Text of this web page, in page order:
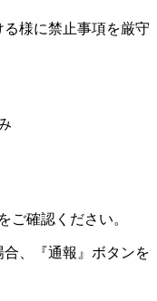
様に禁止事項を厳守
をご確認ください。
、
『通報』ボタンを